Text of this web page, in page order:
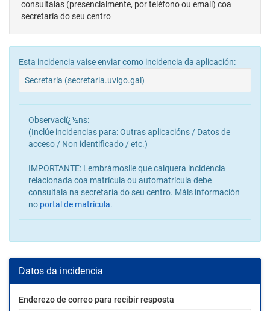
incidencia
consultalas (presencialmente, por teléfono ou email) coa
secretaría do seu centro
Esta incidencia vaise enviar como incidencia da aplicación:
Secretaría (secretaria.uvigo.gal)
Observaciï¿½ns:
(Inclúe incidencias para: Outras aplicacións / Datos de
acceso / Non identificado / etc.)
IMPORTANTE: Lembrámoslle que calquera incidencia
relacionada coa matrícula ou automatrícula debe
consultala na secretaría do seu centro. Máis información
no portal de matrícula.
Datos da incidencia
Enderezo de correo para recibir resposta